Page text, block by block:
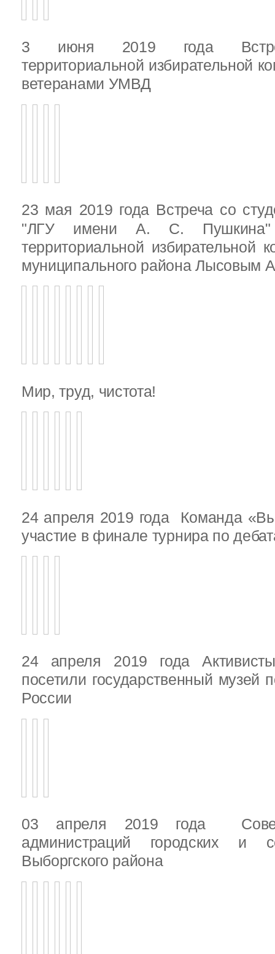
3 июня 2019 года
территориальной избирательной
ветеранами УМВД
23 мая 2019 года Встреча со
"ЛГУ имени А. С. Пушкина"
территориальной избирательной
муниципального района Лысовым
Мир, труд, чистота!
24 апреля 2019 года Команда
участие в финале турнира по
24 апреля 2019 года
посетили государственный музей
России
03 апреля 2019 года
администраций городских и
Выборгского района